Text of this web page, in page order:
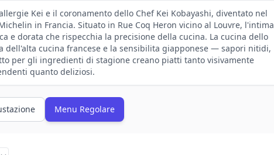
Kei e il coronamento dello Chef Kei Kobayashi, diventato nel
in Francia. Situato in Rue Coq Heron vicino al Louvre, l'intima
e dorata che rispecchia la precisione della cucina. La cucina dello
dell'alta cucina francese e la sensibilita giapponese — sapori nitidi,
per gli ingredienti di stagione creano piatti tanto visivamente
quanto deliziosi.
Menu Regolare